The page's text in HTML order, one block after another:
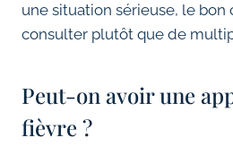
une situation sérieuse, le bon
consulter plutôt que de
Peut-on avoir une
fièvre ?